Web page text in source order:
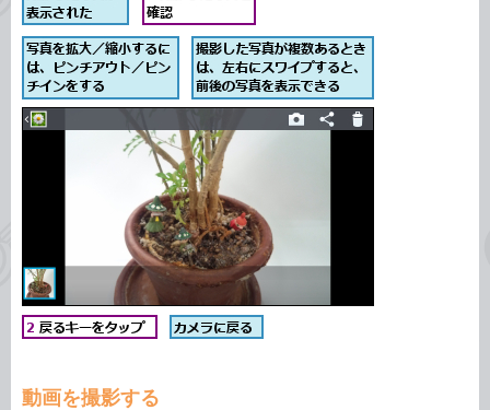
動画を撮影する